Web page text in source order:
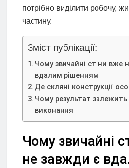
потрібно виділити робочу,
частину.
Зміст публікації:
Чому звичайні стіни вже
вдалим рішенням
Де скляні конструкції
Чому результат залежить
виконання
Чому звичайні
не завжди є